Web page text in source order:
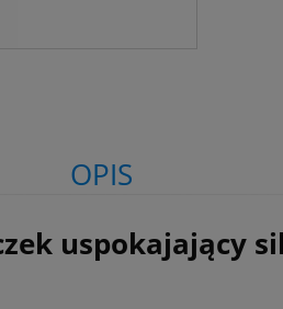
OPIS
uspokajający